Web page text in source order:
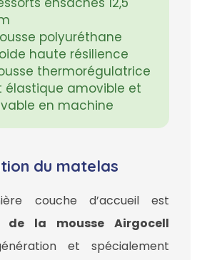
polyuréthane
haute résilience
thermorégulatrice
élastique amovible et
en machine
du matelas
couche d’accueil est
de la mousse Airgocell
et spécialement